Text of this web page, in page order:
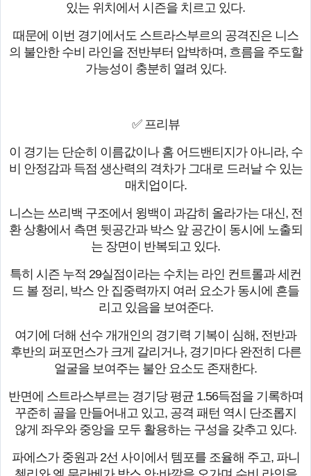
있는 위치에서 시즌을 치르고 있다.
때문에 이번 경기에서도 스트라스부르의 공격진은 니스
의 불안한 수비 라인을 전반부터 압박하며, 흐름을 주도할
가능성이 충분히 열려 있다.
✅ 프리뷰
이 경기는 단순히 이름값이나 홈 어드밴티지가 아니라, 수
비 안정감과 득점 생산력의 격차가 그대로 드러날 수 있는
매치업이다.
니스는 쓰리백 구조에서 윙백이 과감히 올라가는 대신, 전
환 상황에서 측면 뒷공간과 박스 앞 공간이 동시에 노출되
는 장면이 반복되고 있다.
특히 시즌 누적 29실점이라는 수치는 라인 컨트롤과 세컨
드 볼 정리, 박스 안 집중력까지 여러 요소가 동시에 흔들
리고 있음을 보여준다.
여기에 더해 선수 개개인의 경기력 기복이 심해, 전반과
후반의 퍼포먼스가 크게 갈리거나, 경기마다 완전히 다른
얼굴을 보여주는 불안 요소도 존재한다.
반면에 스트라스부르는 경기당 평균 1.56득점을 기록하며
꾸준히 골을 만들어내고 있고, 공격 패턴 역시 단조롭지
않게 좌우와 중앙을 모두 활용하는 구성을 갖추고 있다.
파에스가 중원과 2선 사이에서 템포를 조율해 주고, 파니